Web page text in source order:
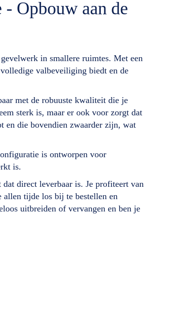
Opbouw aan de
in smallere ruimtes. Met een
valbeveiliging biedt en de
met de robuuste kwaliteit die je
sterk is, maar er ook voor zorgt dat
en die bovendien zwaarder zijn, wat
is ontworpen voor
is.
direct leverbaar is. Je profiteert van
tijde los bij te bestellen en
uitbreiden of vervangen en ben je